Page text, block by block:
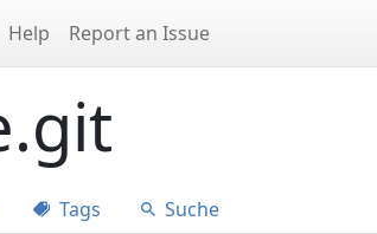
Help Report an Issue
Tags Suche